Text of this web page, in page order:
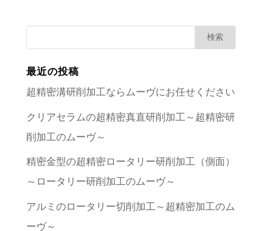
最近の投稿
超精密溝研削加工ならムーヴにお任せください
クリアセラムの超精密真直研削加工～超精密研
削加工のムーヴ～
精密金型の超精密ロータリー研削加工（側面）
～ロータリー研削加工のムーヴ～
アルミのロータリー切削加工～超精密加工のム
ーヴ～